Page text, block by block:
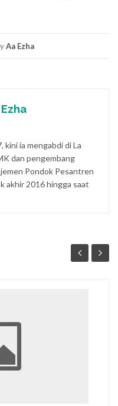
Aa Ezha
kini ia mengabdi di La
dan pengembang
Pondok Pesantren
akhir 2016 hingga saat